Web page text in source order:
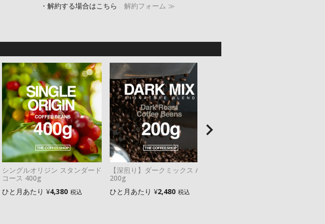
・解約する場合はこちら 解約フォーム ≫
シングルオリジン スタンダード
コース 400g
ひと月あたり ¥4,380 税込
【深煎り】ダークミックス /
200g
ひと月あたり ¥2,480 税込